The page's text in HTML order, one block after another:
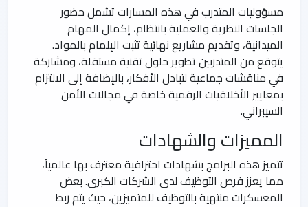
مسؤوليات المتدرب في هذه المسارات تشمل حضور
الجلسات النظرية والعملية بانتظام، إكمال المهام
الميدانية، وتقديم مشاريع نهائية تثبت الإلمام بالمواد.
يتوقع من المتدربين تطوير حلول تقنية مستقلة، ومشاركة
في مناقشات جماعية لتبادل الأفكار، بالإضافة إلى الالتزام
بمعايير الأخلاقيات الرقمية خاصة في مجالات الأمن
السيبراني.
المميزات والشهادات
تتميز هذه البرامج بشهادات احترافية معترف بها عالمياً،
مما يعزز فرص التوظيف لدى الشركات الكبرى. بعض
المعسكرات منتهية بالتوظيف للمتميزين، حيث يتم ربط